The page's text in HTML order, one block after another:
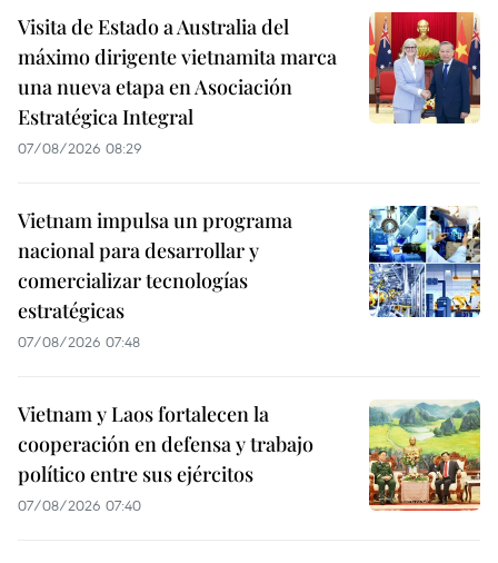
Visita de Estado a Australia del
máximo dirigente vietnamita marca
una nueva etapa en Asociación
Estratégica Integral
07/08/2026 08:29
Vietnam impulsa un programa
nacional para desarrollar y
comercializar tecnologías
estratégicas
07/08/2026 07:48
Vietnam y Laos fortalecen la
cooperación en defensa y trabajo
político entre sus ejércitos
07/08/2026 07:40